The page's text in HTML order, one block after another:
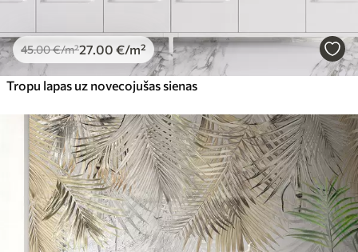
45.00€/m²27 .00 €/m²
Tropu lapas uz novecojušas sienas